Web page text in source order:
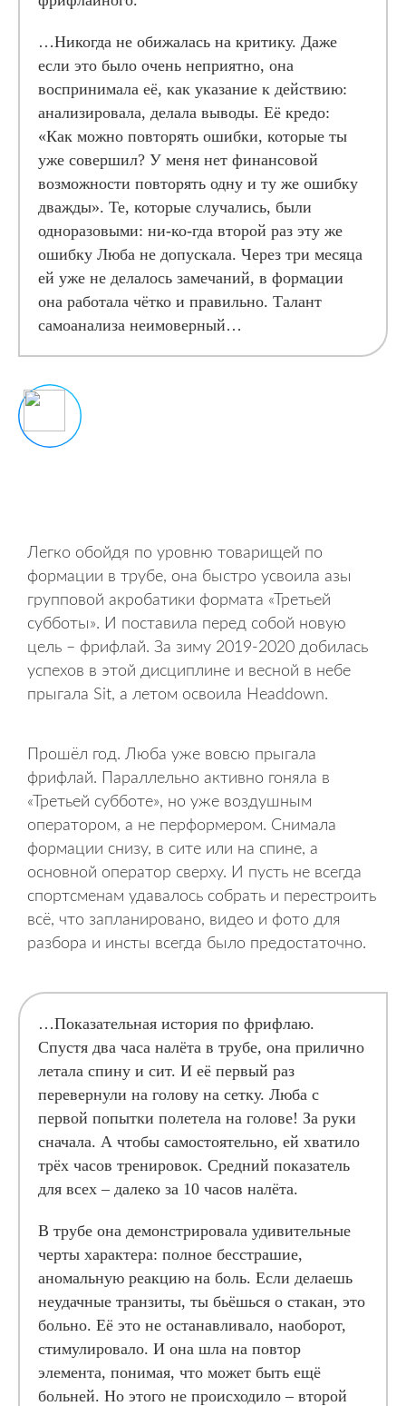
…Никогда не обижалась на критику. Даже
если это было очень неприятно, она
воспринимала её, как указание к действию:
анализировала, делала выводы. Её кредо:
«Как можно повторять ошибки, которые ты
уже совершил? У меня нет финансовой
возможности повторять одну и ту же ошибку
дважды». Те, которые случались, были
одноразовыми: ни-ко-гда второй раз эту же
ошибку Люба не допускала. Через три месяца
ей уже не делалось замечаний, в формации
она работала чётко и правильно. Талант
самоанализа неимоверный…
Легко обойдя по уровню товарищей по
формации в трубе, она быстро усвоила азы
групповой акробатики формата «Третьей
субботы». И поставила перед собой новую
цель – фрифлай. За зиму 2019-2020 добилась
успехов в этой дисциплине и весной в небе
прыгала Sit, а летом освоила Headdown.
Прошёл год. Люба уже вовсю прыгала
фрифлай. Параллельно активно гоняла в
«Третьей субботе», но уже воздушным
оператором, а не перформером. Снимала
формации снизу, в сите или на спине, а
основной оператор сверху. И пусть не всегда
спортсменам удавалось собрать и перестроить
всё, что запланировано, видео и фото для
разбора и инсты всегда было предостаточно.
…Показательная история по фрифлаю.
Спустя два часа налёта в трубе, она прилично
летала спину и сит. И её первый раз
перевернули на голову на сетку. Люба с
первой попытки полетела на голове! За руки
сначала. А чтобы самостоятельно, ей хватило
трёх часов тренировок. Средний показатель
для всех – далеко за 10 часов налёта.
В трубе она демонстрировала удивительные
черты характера: полное бесстрашие,
аномальную реакцию на боль. Если делаешь
неудачные транзиты, ты бьёшься о стакан, это
больно. Её это не останавливало, наоборот,
стимулировало. И она шла на повтор
элемента, понимая, что может быть ещё
больней. Но этого не происходило – второй